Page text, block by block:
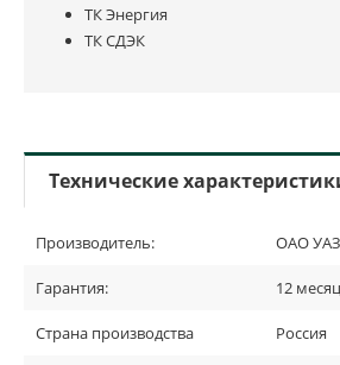
ТК Энергия
ТК СДЭК
Технические
Производитель: ОАО УАЗ
Гарантия: 12
Страна производства Россия